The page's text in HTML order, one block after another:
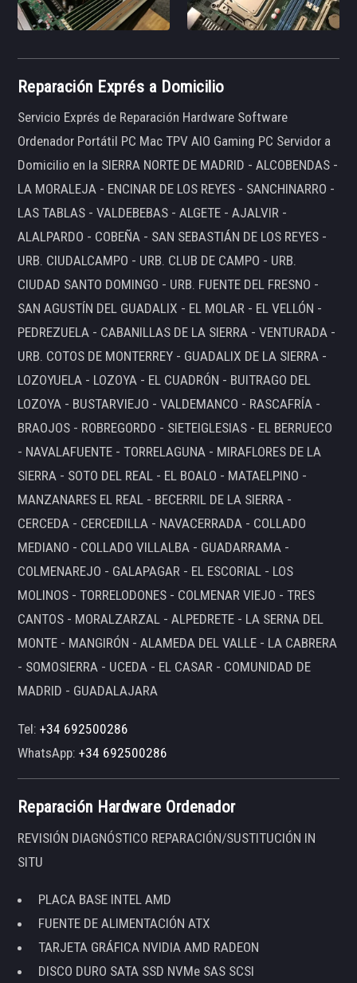
Reparación Exprés a Domicilio
Servicio Exprés de Reparación Hardware Software
Ordenador Portátil PC Mac TPV AIO Gaming PC Servidor a
Domicilio en la SIERRA NORTE DE MADRID - ALCOBENDAS -
LA MORALEJA - ENCINAR DE LOS REYES - SANCHINARRO -
LAS TABLAS - VALDEBEBAS - ALGETE - AJALVIR -
ALALPARDO - COBEÑA - SAN SEBASTIÁN DE LOS REYES -
URB. CIUDALCAMPO - URB. CLUB DE CAMPO - URB.
CIUDAD SANTO DOMINGO - URB. FUENTE DEL FRESNO -
SAN AGUSTÍN DEL GUADALIX - EL MOLAR - EL VELLÓN -
PEDREZUELA - CABANILLAS DE LA SIERRA - VENTURADA -
URB. COTOS DE MONTERREY - GUADALIX DE LA SIERRA -
LOZOYUELA - LOZOYA - EL CUADRÓN - BUITRAGO DEL
LOZOYA - BUSTARVIEJO - VALDEMANCO - RASCAFRÍA -
BRAOJOS - ROBREGORDO - SIETEIGLESIAS - EL BERRUECO
- NAVALAFUENTE - TORRELAGUNA - MIRAFLORES DE LA
SIERRA - SOTO DEL REAL - EL BOALO - MATAELPINO -
MANZANARES EL REAL - BECERRIL DE LA SIERRA -
CERCEDA - CERCEDILLA - NAVACERRADA - COLLADO
MEDIANO - COLLADO VILLALBA - GUADARRAMA -
COLMENAREJO - GALAPAGAR - EL ESCORIAL - LOS
MOLINOS - TORRELODONES - COLMENAR VIEJO - TRES
CANTOS - MORALZARZAL - ALPEDRETE - LA SERNA DEL
MONTE - MANGIRÓN - ALAMEDA DEL VALLE - LA CABRERA
- SOMOSIERRA - UCEDA - EL CASAR - COMUNIDAD DE
MADRID - GUADALAJARA
Tel:+34 692500286
WhatsApp:+34 692500286
Reparación Hardware Ordenador
REVISIÓN DIAGNÓSTICO REPARACIÓN/SUSTITUCIÓN IN
SITU
PLACA BASE INTEL AMD
FUENTE DE ALIMENTACIÓN ATX
TARJETA GRÁFICA NVIDIA AMD RADEON
DISCO DURO SATA SSD NVMe SAS SCSI